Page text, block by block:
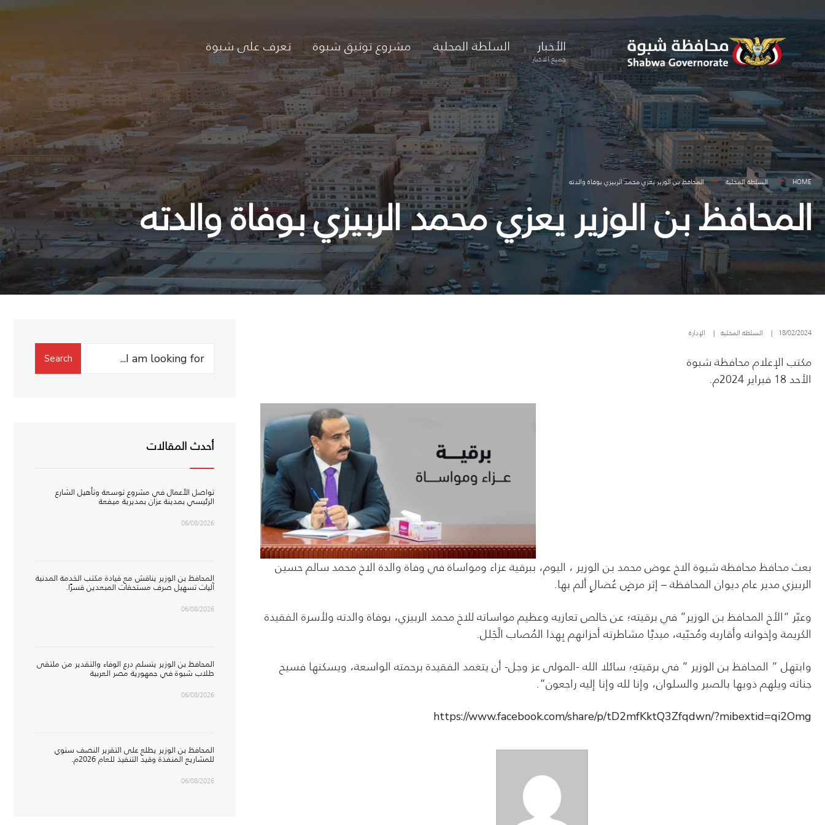
content
الأخبار
جميع الاخبار
السلطة المحلية مشروع توثيق شبوة تعرف على شبوة
HOME السلطة المحلية المحافظ بن الوزير يعزي محمد الربيزي بوفاة والدته
المحافظ بن الوزير يعزي محمد الربيزي بوفاة والدته
18/02/2024
| السلطة المحلية | الإدارة
مكتب الإعلام محافظة شبوة
الأحد 18 فبراير 2024م.
بعث محافظ محافظة شبوة الاخ عوض محمد بن الوزير ، اليوم، ببرقية عزاء ومواساة في وفاة والدة الاخ محمد سالم حسين
الربيزي مدير عام ديوان المحافظة – إثر مرضٍ عُضالٍ ألم بها.
وعبّر “الأخ المحافظ بن الوزير” في برقيته؛ عن خالص تعازيه وعظيم مواساته للاخ محمد الربيزي، بوفاة والدته ولأسرة الفقيدة
الكريمة وإخوانه وأقاربه ومُحبّيه، مبديًا مشاطرته أحزانهم بِهذا المُصاب الْجَلل.
وابتهل ” المحافظ بن الوزير ” في برقيتهِ؛ سائلا الله -المولى عز وجل- أن يتغمد الفقيدة برحمته الواسعة، ويسكنها فسيح
جناته ويلهم ذويها بالصبر والسلوان، وإنا لله وإنا إليه راجعون”.
https://www.facebook.com/share/p/tD2mfKktQ3Zfqdwn/?mibextid=qi2Omg
Search
Search
أحدث المقالات
تواصل الأعمال في مشروع توسعة وتأهيل الشارع
الرئيسي بمدينة عزان بمديرية ميفعة
06/08/2026
المحافظ بن الوزير يناقش مع قيادة مكتب الخدمة المدنية
آليات تسهيل صرف مستحقات المبعدين قسرًا.
06/08/2026
المحافظ بن الوزير يتسلم درع الوفاء والتقدير من ملتقى
طلاب شبوة في جمهورية مصر العربية
06/08/2026
المحافظ بن الوزير يطلع على التقرير النصف سنوي
للمشاريع المنفذة وقيد التنفيذ للعام 2026م.
06/08/2026